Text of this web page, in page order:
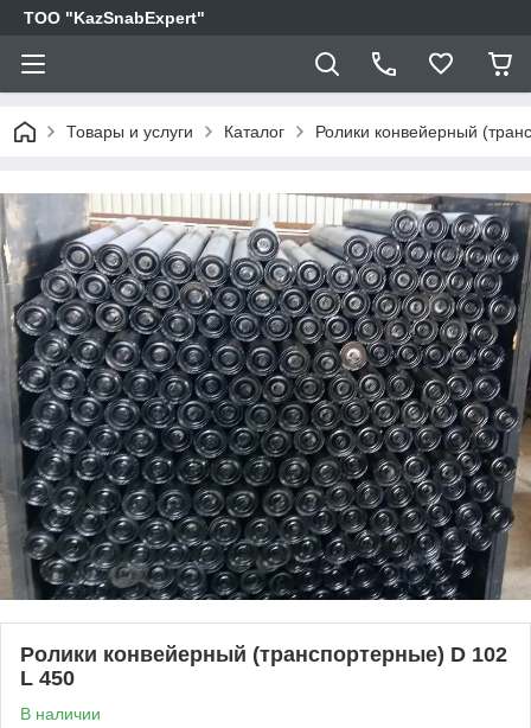
TOO "KazSnabExpert"
Товары и услуги Каталог Ролики конвейерный
Ролики конвейерный (транспортерные) D 102
L 450
В наличии